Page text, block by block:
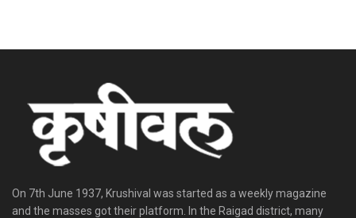
On 7th June 1937, Krushival was started as a weekly magazine
and the masses got their platform. In the Raigad district, many